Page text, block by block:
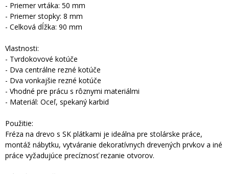
- Priemer vrtáka: 50 mm
- Priemer stopky: 8 mm
- Celková dĺžka: 90 mm
Vlastnosti:
- Tvrdokovové kotúče
- Dva centrálne rezné kotúče
- Dva vonkajšie rezné kotúče
- Vhodné pre prácu s rôznymi materiálmi
- Materiál: Oceľ, spekaný karbid
Použitie:
Fréza na drevo s SK plátkami je ideálna pre stolárske práce,
montáž nábytku, vytváranie dekoratívnych drevených prvkov a iné
práce vyžadujúce precíznosť rezanie otvorov.